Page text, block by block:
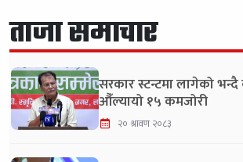
ताजा समाचार
सरकार स्टन्टमा लागेको
औँल्यायो १५ कमजोरी
२० श्रावण २०८३